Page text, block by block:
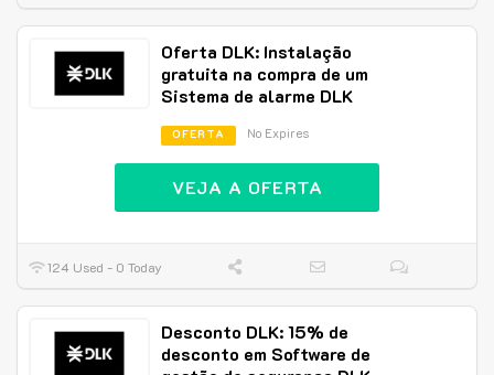
Oferta DLK: Instalação
gratuita na compra de um
Sistema de alarme DLK
OFERTA No Expires
VEJA A OFERTA
124 Used - 0 Today
Desconto DLK: 15% de
desconto em Software de